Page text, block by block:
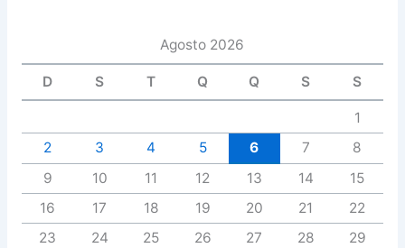
Agosto 2026
D S T Q Q S S
1
2
3 4 5 6 7
8
9
10 11 12 13 14
15
16
17 18 19 20 21
22
23
24 25 26 27 28
29